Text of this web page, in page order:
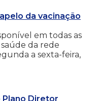
da vacinação
em todas as
da rede
a sexta-feira,
Diretor